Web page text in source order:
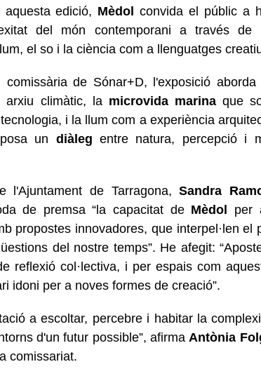
edició, Mèdol convida el públic a
del món contemporani a través de
el so i la ciència com a llenguatges
comissària de Sónar+D, l'exposició aborda
climàtic, la microvida marina que
i la llum com a experiència
un diàleg entre natura, percepció i
l'Ajuntament de Tarragona,Sandra
de premsa “la capacitat de Mèdol per
propostes innovadores, que interpel·len el
del nostre temps”. He afegit:
reflexió col·lectiva, i per espais com
idoni per a noves formes de creació”.
a escoltar, percebre i habitar la
d'un futur possible”, afirma Antònia
comissariat.